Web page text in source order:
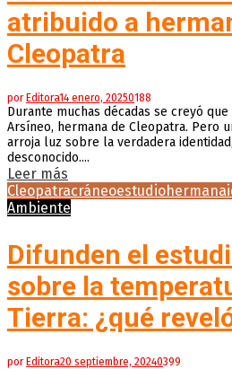
atribuido a
Cleopatra
por Editora14 enero, 20250188
Durante muchas décadas se creyó
Arsíneo, hermana de Cleopatra. Pero
arroja luz sobre la verdadera
desconocido....
Leer más
Cleopatracráneoestudiohermana
Ambiente
Difunden el
sobre la
Tierra: ¿qué
porEditora20 septiembre, 20240399